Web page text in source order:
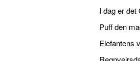
I dag er det
Puff den
Elefantens